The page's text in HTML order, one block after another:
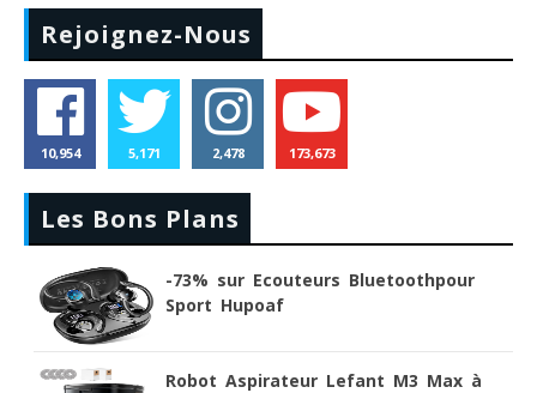
Rejoignez-Nous
10,954 5,171 2,478 173,673
Les Bons Plans
-73% sur Ecouteurs Bluetoothpour
Sport Hupoaf
Robot Aspirateur Lefant M3 Max à